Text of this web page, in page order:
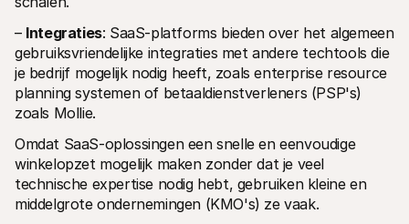
– Integraties: SaaS-platforms bieden over het algemeen
gebruiksvriendelijke integraties met andere techtools die
je bedrijf mogelijk nodig heeft, zoals enterprise resource
planning systemen of betaaldienstverleners (PSP's)
zoals Mollie.
Omdat SaaS-oplossingen een snelle en eenvoudige
winkelopzet mogelijk maken zonder dat je veel
technische expertise nodig hebt, gebruiken kleine en
middelgrote ondernemingen (KMO's) ze vaak.